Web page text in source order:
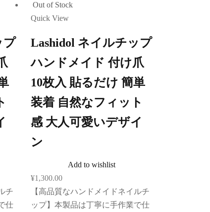
プ
チ
仕
Out of Stock
Quick View
Lashidol ネイルチップ
ハンドメイド 付け爪
10枚入 貼るだけ 簡単
装着 自然なフィット
感 大人可愛いデザイ
ン
Add to wishlist
¥1,300.00
【高品質なハンドメイドネイルチ
ップ】本製品は丁寧に手作業で仕